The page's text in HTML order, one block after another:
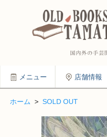
メニュー 店舗情報
ホーム > SOLD OUT